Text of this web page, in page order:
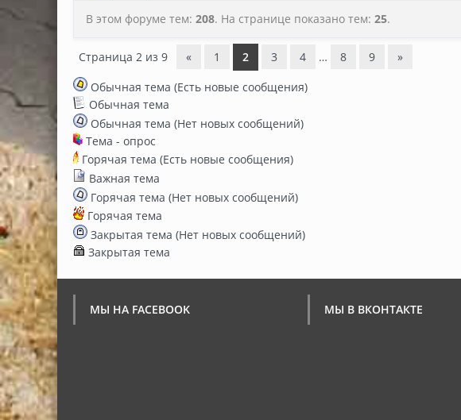
В этом форуме тем: 208. На странице показано тем: 25.
Страница 2 из 9 « 1 2 3 4 … 8 9
»
Обычная тема (Есть новые сообщения)
Обычная тема
Обычная тема (Нет новых сообщений)
Тема - опрос
Горячая тема (Есть новые сообщения)
Важная тема
Горячая тема (Нет новых сообщений)
Горячая тема
Закрытая тема (Нет новых сообщений)
Закрытая тема
МЫ НА FACEBOOK МЫ В ВКОНТАКТЕ